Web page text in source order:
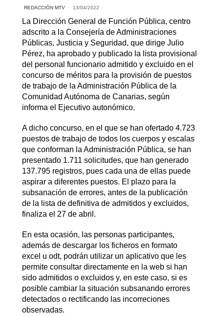
REDACCIÓN MTV 13/04/2022
La Dirección General de Función Pública, centro
adscrito a la Consejería de Administraciones
Públicas, Justicia y Seguridad, que dirige Julio
Pérez, ha aprobado y publicado la lista provisional
del personal funcionario admitido y excluido en el
concurso de méritos para la provisión de puestos
de trabajo de la Administración Pública de la
Comunidad Autónoma de Canarias, según
informa el Ejecutivo autonómico.
A dicho concurso, en el que se han ofertado 4.723
puestos de trabajo de todos los cuerpos y escalas
que conforman la Administración Pública, se han
presentado 1.711 solicitudes, que han generado
137.795 registros, pues cada una de ellas puede
aspirar a diferentes puestos. El plazo para la
subsanación de errores, antes de la publicación
de la lista de definitiva de admitidos y excluidos,
finaliza el 27 de abril.
En esta ocasión, las personas participantes,
además de descargar los ficheros en formato
excel u odt, podrán utilizar un aplicativo que les
permite consultar directamente en la web si han
sido admitidos o excluidos y, en este caso, si es
posible cambiar la situación subsanando errores
detectados o rectificando las incorreciones
observadas.